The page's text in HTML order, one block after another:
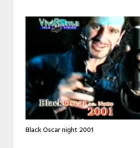
Black Oscar night 2001